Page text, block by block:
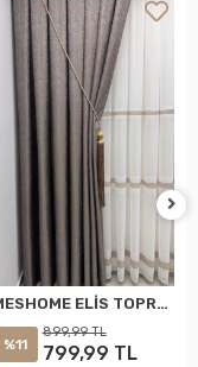
NİVEMESHOME ELİS TOPRAK FON PERDE 1/3 SIK PİLELİ PERDE APM
%11
899,99 TL
799,99 TL